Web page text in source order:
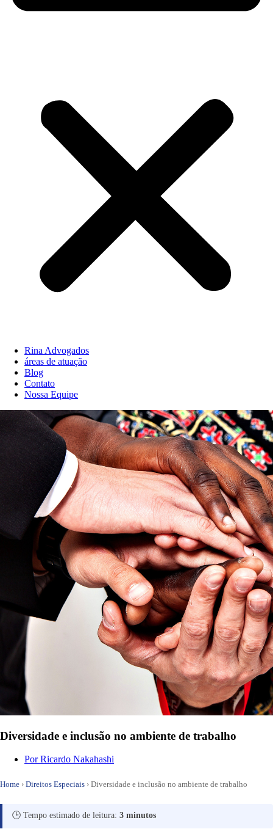
Rina Advogados
áreas de atuação
Blog
Contato
Nossa Equipe
Diversidade e inclusão no ambiente de trabalho
PorRicardo Nakahashi
Home › Direitos Especiais › Diversidade e inclusão no ambiente de trabalho
🕒 Tempo estimado de leitura: 3 minutos